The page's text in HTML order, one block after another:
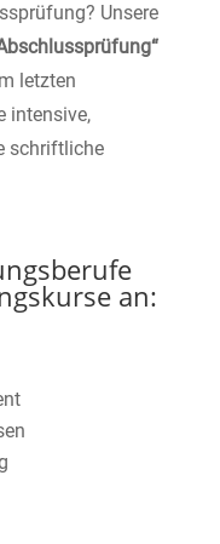
Unsere
letzten
intensive,
schriftliche
an: